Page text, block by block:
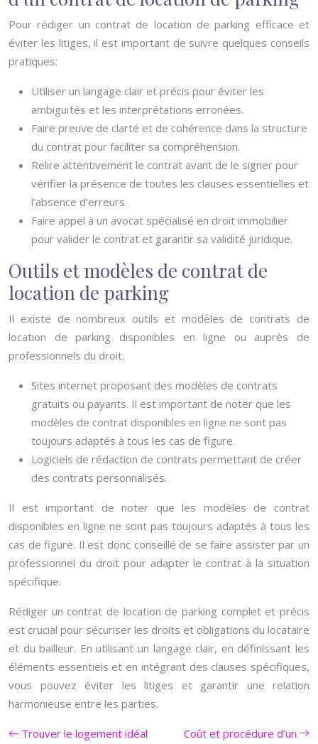
Pour rédiger un contrat de location de parking efficace et
éviter les litiges, il est important de suivre quelques conseils
pratiques:
Utiliser un langage clair et précis pour éviter les
ambiguïtés et les interprétations erronées.
Faire preuve de clarté et de cohérence dans la structure
du contrat pour faciliter sa compréhension.
Relire attentivement le contrat avant de le signer pour
vérifier la présence de toutes les clauses essentielles et
l’absence d’erreurs.
Faire appel à un avocat spécialisé en droit immobilier
pour valider le contrat et garantir sa validité juridique.
Outils et modèles de contrat de
location de parking
Il existe de nombreux outils et modèles de contrats de
location de parking disponibles en ligne ou auprès de
professionnels du droit.
Sites internet proposant des modèles de contrats
gratuits ou payants. Il est important de noter que les
modèles de contrat disponibles en ligne ne sont pas
toujours adaptés à tous les cas de figure.
Logiciels de rédaction de contrats permettant de créer
des contrats personnalisés.
Il est important de noter que les modèles de contrat
disponibles en ligne ne sont pas toujours adaptés à tous les
cas de figure. Il est donc conseillé de se faire assister par un
professionnel du droit pour adapter le contrat à la situation
spécifique.
Rédiger un contrat de location de parking complet et précis
est crucial pour sécuriser les droits et obligations du locataire
et du bailleur. En utilisant un langage clair, en définissant les
éléments essentiels et en intégrant des clauses spécifiques,
vous pouvez éviter les litiges et garantir une relation
harmonieuse entre les parties.
Trouver le logement idéal
Coût et procédure d’un